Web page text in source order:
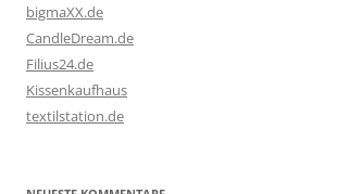
bigmaXX.de
CandleDream.de
Filius24.de
Kissenkaufhaus
textilstation.de